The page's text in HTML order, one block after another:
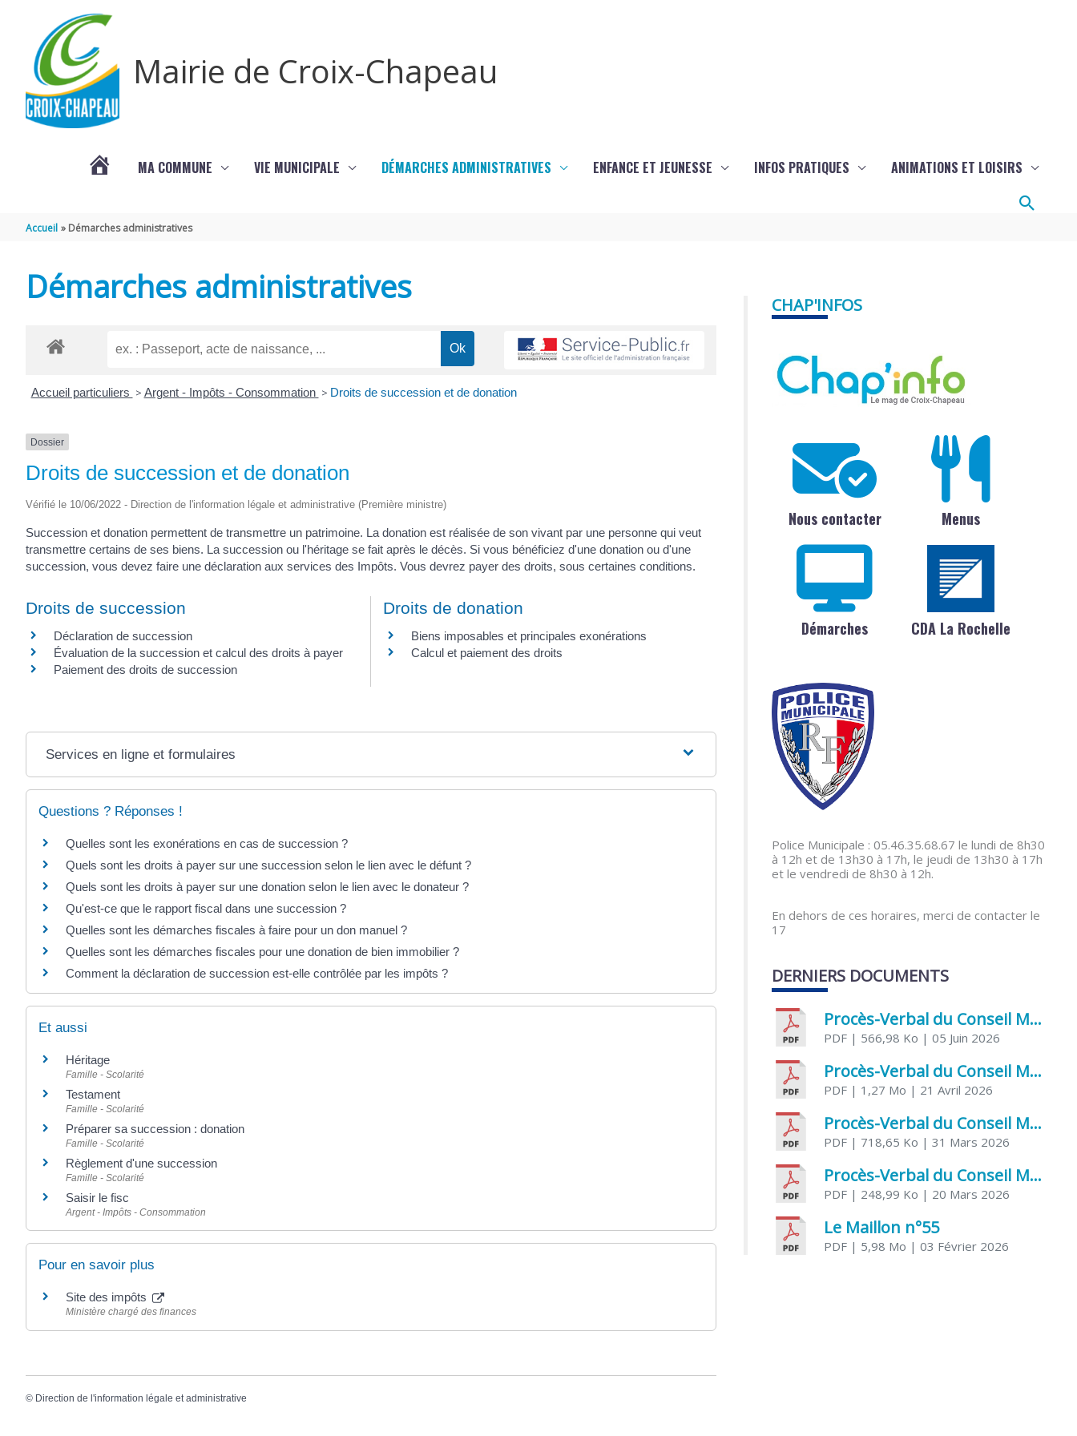
Mairie de Croix-Chapeau
MA COMMUNE VIE MUNICIPALE DÉMARCHES ADMINISTRATIVES ENFANCE ET JEUNESSE INFOS PRATIQUES ANIMATIONS ET LOISIRS
Accueil Démarches administratives
Démarches administratives
Accueil particuliers > Argent - Impôts - Consommation > Droits de succession et de donation
Dossier
Droits de succession et de donation
Vérifié le 10/06/2022 - Direction de l'information légale et administrative (Première ministre)
Succession et donation permettent de transmettre un patrimoine. La donation est réalisée de son vivant par une personne qui veut
transmettre certains de ses biens. La succession ou l'héritage se fait après le décès. Si vous bénéficiez d'une donation ou d'une
succession, vous devez faire une déclaration aux services des Impôts. Vous devrez payer des droits, sous certaines conditions.
Droits de succession
Déclaration de succession
Évaluation de la succession et calcul des droits à payer
Paiement des droits de succession
Droits de donation
Biens imposables et principales exonérations
Calcul et paiement des droits
Services en ligne et formulaires
Questions ? Réponses !
Quelles sont les exonérations en cas de succession ?
Quels sont les droits à payer sur une succession selon le lien avec le défunt ?
Quels sont les droits à payer sur une donation selon le lien avec le donateur ?
Qu'est-ce que le rapport fiscal dans une succession ?
Quelles sont les démarches fiscales à faire pour un don manuel ?
Quelles sont les démarches fiscales pour une donation de bien immobilier ?
Comment la déclaration de succession est-elle contrôlée par les impôts ?
Et aussi
Héritage
Famille - Scolarité
Testament
Famille - Scolarité
Préparer sa succession : donation
Famille - Scolarité
Règlement d'une succession
Famille - Scolarité
Saisir le fisc
Argent - Impôts - Consommation
Pour en savoir plus
Site des impôts
Ministère chargé des finances
© Direction de l'information légale et administrative
CHAP'INFOS
Nous contacter Menus
Démarches CDA La Rochelle
Police Municipale : 05.46.35.68.67 le lundi de 8h30
à 12h et de 13h30 à 17h, le jeudi de 13h30 à 17h
et le vendredi de 8h30 à 12h.
En dehors de ces horaires, merci de contacter le
17
DERNIERS DOCUMENTS
Procès-Verbal du Conseil Municipal du 5 juin 2026
PDF | 566,98 Ko | 05 Juin 2026
Procès-Verbal du Conseil Municipal du 21 avril 2026
PDF | 1,27 Mo | 21 Avril 2026
Procès-Verbal du Conseil Municipal du 31 mars 2026
PDF | 718,65 Ko | 31 Mars 2026
Procès-Verbal du Conseil Municipal du 20 mars 2026
PDF | 248,99 Ko | 20 Mars 2026
Le Maillon n°55
PDF | 5,98 Mo | 03 Février 2026